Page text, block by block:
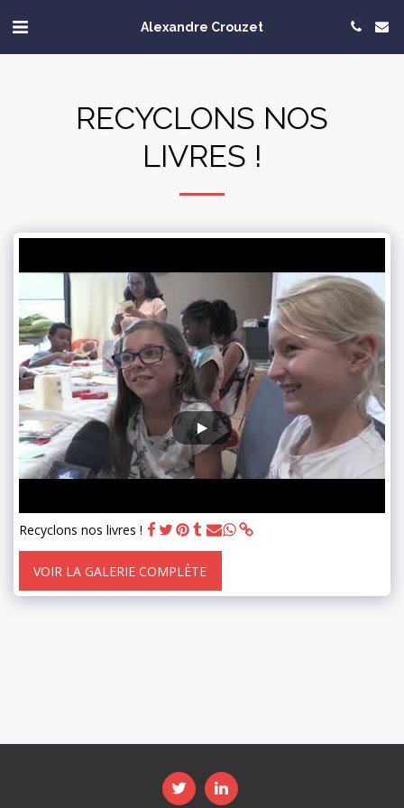
Alexandre Crouzet
RECYCLONS NOS
LIVRES !
Recyclons nos livres !
VOIR LA GALERIE COMPLÈTE